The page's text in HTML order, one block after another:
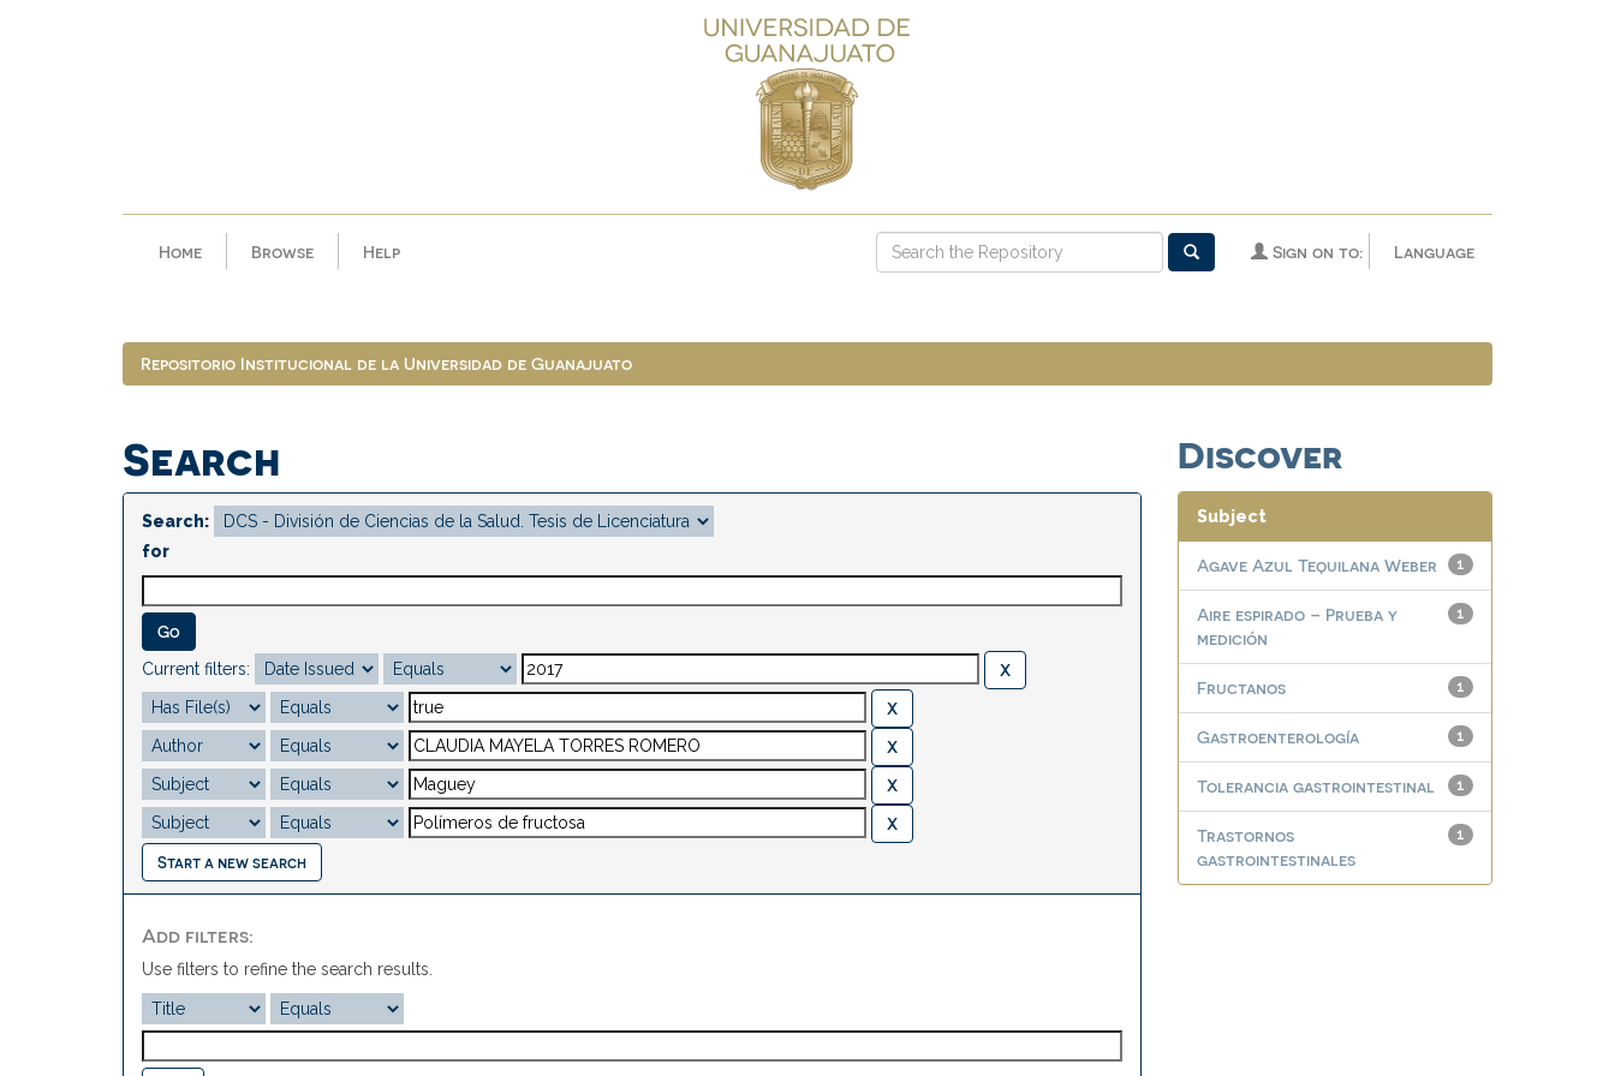
Home Browse Help Language
Sign on to:
Repositorio Institucional de la Universidad de Guanajuato
Search
Search:
for
Current filters:
Start a new search
Add filters:
Use filters to refine the search results.
Discover
Subject
1
Agave Azul Tequilana Weber
1
Aire espirado – Prueba y
medición
1
Fructanos
1
Gastroenterología
1
Tolerancia gastrointestinal
1
Trastornos
gastrointestinales